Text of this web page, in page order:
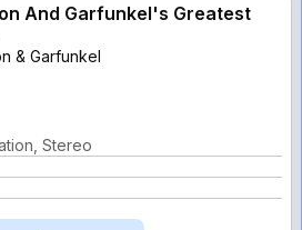
And Garfunkel's Greatest
& Garfunkel
Stereo